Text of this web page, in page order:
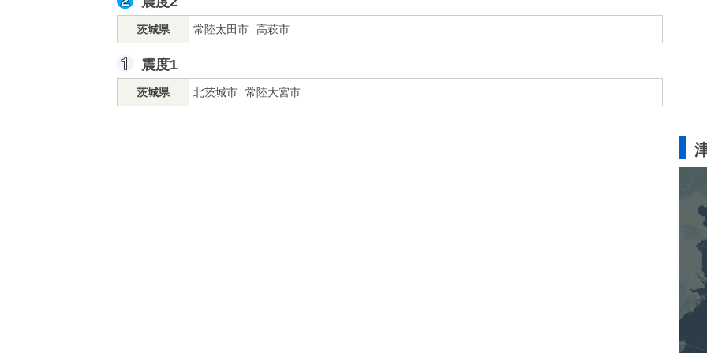
茨城県 常陸太田市 高萩市
震度1
茨城県 北茨城市 常陸大宮市